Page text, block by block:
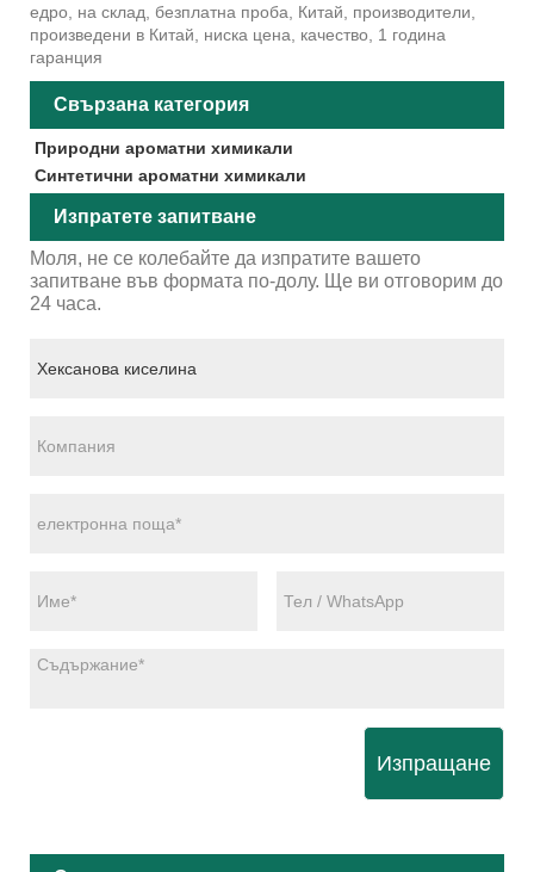
едро, на склад, безплатна проба, Китай, производители,
произведени в Китай, ниска цена, качество, 1 година
гаранция
Свързана категория
Природни ароматни химикали
Синтетични ароматни химикали
Изпратете запитване
Моля, не се колебайте да изпратите вашето
запитване във формата по-долу. Ще ви отговорим до
24 часа.
Изпращане